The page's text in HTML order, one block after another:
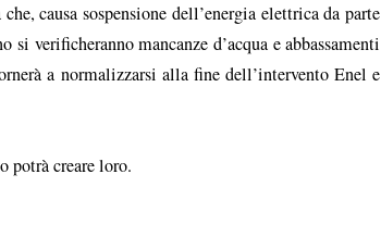
causa sospensione dell’energia elettrica da parte
verificheranno mancanze d’acqua e abbassamenti
a normalizzarsi alla fine dell’intervento Enel e
potrà creare loro.